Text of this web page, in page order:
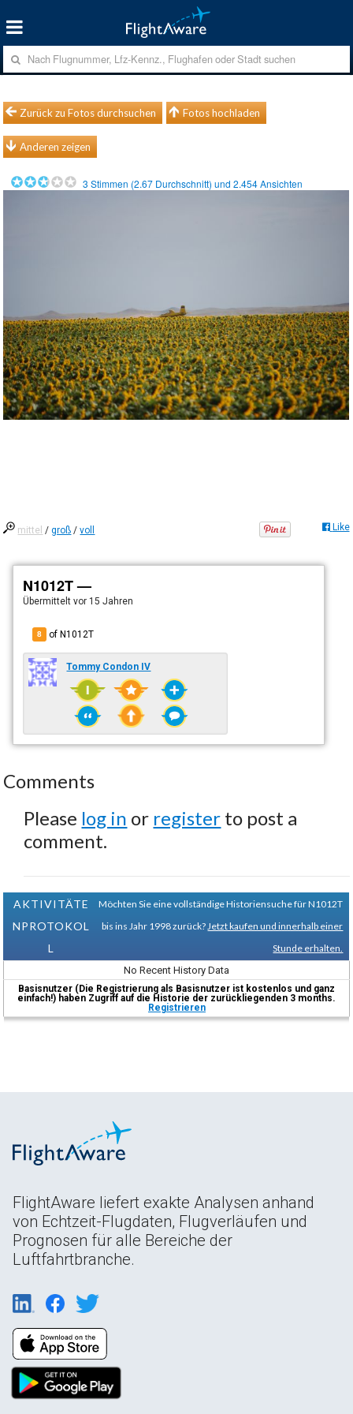
Zurück zu Fotos durchsuchen Fotos hochladen
Anderen zeigen
3 Stimmen (2.67 Durchschnitt) und2.454Ansichten
mittel /groß /voll Like
N1012T —
Übermitteltvor 15 Jahren
8 of N1012T
Tommy Condon IV
Comments
Please log in or register to post a
comment.
AKTIVITÄTE
NPROTOKOL
L
Möchten Sie eine vollständige Historiensuche für N1012T
bis ins Jahr 1998 zurück? Jetzt kaufen und innerhalb einer
Stunde erhalten.
No Recent History Data
Basisnutzer (Die Registrierung als Basisnutzer ist kostenlos und ganz
einfach!) haben Zugriff auf die Historie der zurückliegenden 3 months.
Registrieren
FlightAware liefert exakte Analysen anhand
von Echtzeit-Flugdaten, Flugverläufen und
Prognosen für alle Bereiche der
Luftfahrtbranche.